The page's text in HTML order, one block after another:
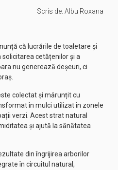
Scris de: Albu Roxana
că lucrările de toaletare și
cetățenilor și a
nu generează deșeuri, ci
colectat și mărunțit cu
în mulci utilizat în zonele
verzi. Acest strat natural
și ajută la sănătatea
din îngrijirea arborilor
în circuitul natural,